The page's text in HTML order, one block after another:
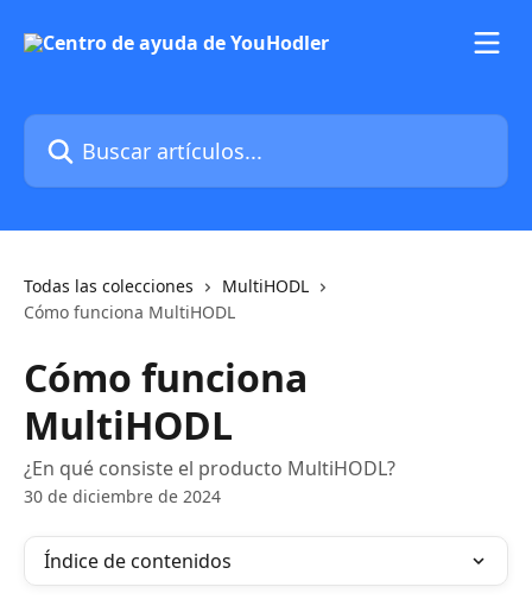
Buscar artículos...
Todas las colecciones
MultiHODL
Cómo funciona MultiHODL
Cómo funciona
MultiHODL
¿En qué consiste el producto MultiHODL?
30 de diciembre de 2024
Índice de contenidos